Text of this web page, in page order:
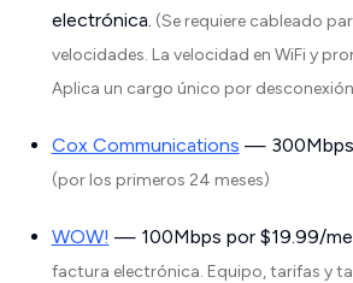
electrónica. (Se requiere cableado
velocidades. La velocidad en WiFi y
Aplica un cargo único por
Cox Communications — 300Mbps
(por los primeros 24 meses)
WOW! — 100Mbps por $19.99/
factura electrónica. Equipo, tarifas y